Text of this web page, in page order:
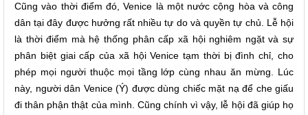
Cũng vào thời điểm đó, Venice là một nước cộng hòa và công
dân tại đây được hưởng rất nhiều tự do và quyền tự chủ. Lễ hội
là thời điểm mà hệ thống phân cấp xã hội nghiêm ngặt và sự
phân biệt giai cấp của xã hội Venice tạm thời bị đình chỉ, cho
phép mọi người thuộc mọi tầng lớp cùng nhau ăn mừng. Lúc
này, người dân Venice (Ý) được dùng chiếc mặt nạ để che giấu
đi thân phận thật của mình. Cũng chính vì vậy, lễ hội đã giúp họ